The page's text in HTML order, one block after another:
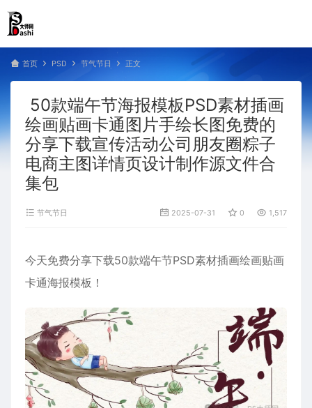
首页 PSD 节气节日 正文
50款端午节海报模板PSD素材插画
绘画贴画卡通图片手绘长图免费的
分享下载宣传活动公司朋友圈粽子
电商主图详情页设计制作源文件合
集包
节气节日 2025-07-31 0 1,517
今天免费分享下载50款端午节PSD素材插画绘画贴画
卡通海报模板！